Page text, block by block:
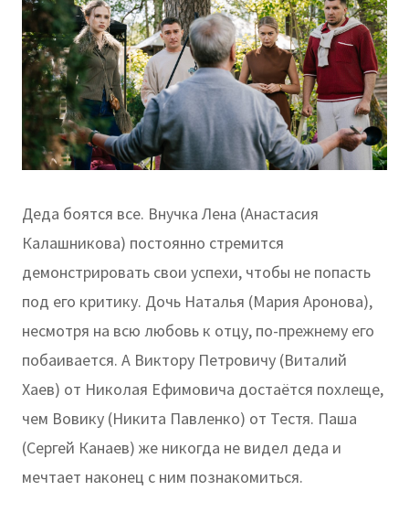
Деда боятся все. Внучка Лена (Анастасия
Калашникова) постоянно стремится
демонстрировать свои успехи, чтобы не попасть
под его критику. Дочь Наталья (Мария Аронова),
несмотря на всю любовь к отцу, по-прежнему его
побаивается. А Виктору Петровичу (Виталий
Хаев) от Николая Ефимовича достаётся похлеще,
чем Вовику (Никита Павленко) от Тестя. Паша
(Сергей Канаев) же никогда не видел деда и
мечтает наконец с ним познакомиться.